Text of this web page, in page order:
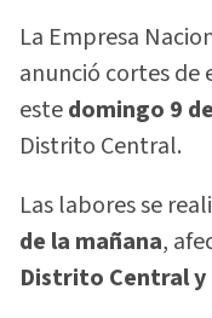
La Empresa
anunció cortes de
estedomingo 9
Distrito Central.
Las labores se
de la mañana,
Distrito Central y